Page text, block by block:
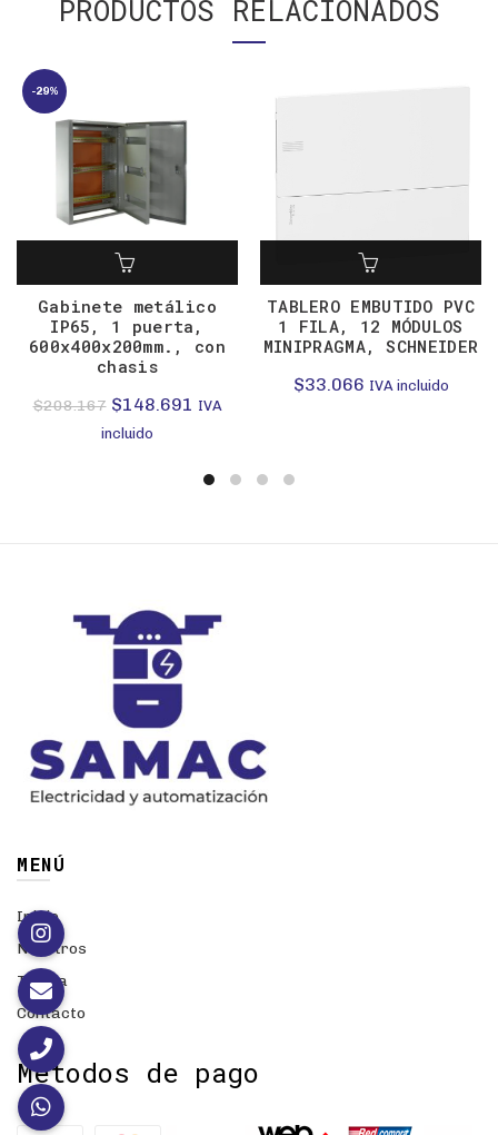
PRODUCTOS RELACIONADOS
-29%
Gabinete metálico
IP65, 1 puerta,
600x400x200mm., con
chasis
$208.167 El
precio
$148.691 El
es:
IVA
incluido
TABLERO EMBUTIDO PVC
1 FILA, 12 MÓDULOS
MINIPRAGMA, SCHNEIDER
$33.066 IVA incluido
MENÚ
Inicio
Nosotros
Tienda
Contacto
Métodos de pago